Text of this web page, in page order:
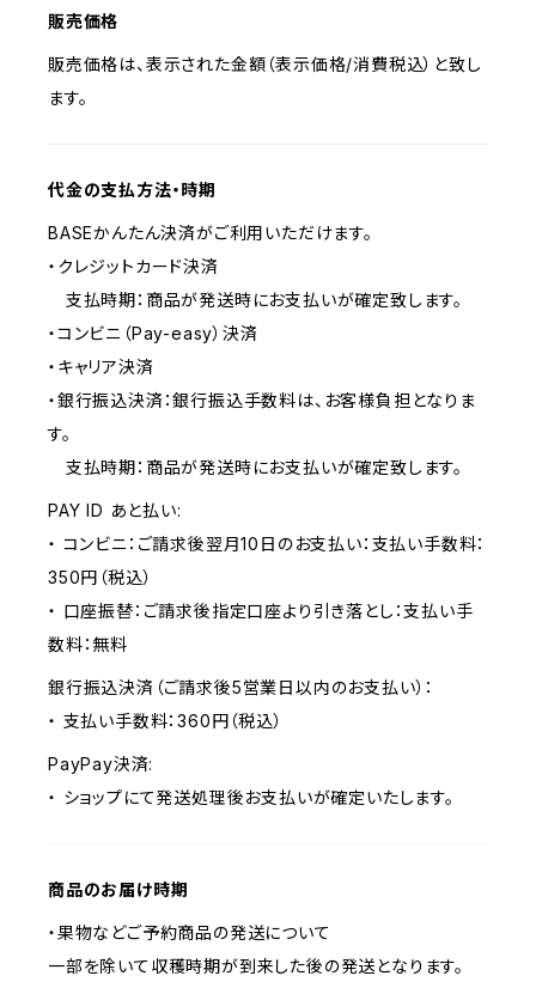
販売価格
販売価格は、表示された金額（表示価格/消費税込）と致し
ます。
代金の支払方法・時期
BASEかんたん決済がご利用いただけます。
・クレジットカード決済
支払時期：商品が発送時にお支払いが確定致します。
・コンビニ（Pay-easy）決済
・キャリア決済
・銀行振込決済：銀行振込手数料は、お客様負担となりま
す。
支払時期：商品が発送時にお支払いが確定致します。
PAY ID あと払い:
・ コンビニ：ご請求後翌月10日のお支払い：支払い手数料：
350円（税込）
・ 口座振替：ご請求後指定口座より引き落とし：支払い手
数料：無料
銀行振込決済（ご請求後5営業日以内のお支払い）：
・ 支払い手数料：360円（税込）
PayPay決済:
・ ショップにて発送処理後お支払いが確定いたします。
商品のお届け時期
・果物などご予約商品の発送について
一部を除いて収穫時期が到来した後の発送となります。